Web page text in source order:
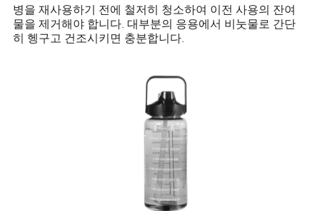
병을 재사용하기 전에 철저히 청소하여 이전 사용의 잔여
물을 제거해야 합니다. 대부분의 응용에서 비눗물로 간단
히 헹구고 건조시키면 충분합니다.